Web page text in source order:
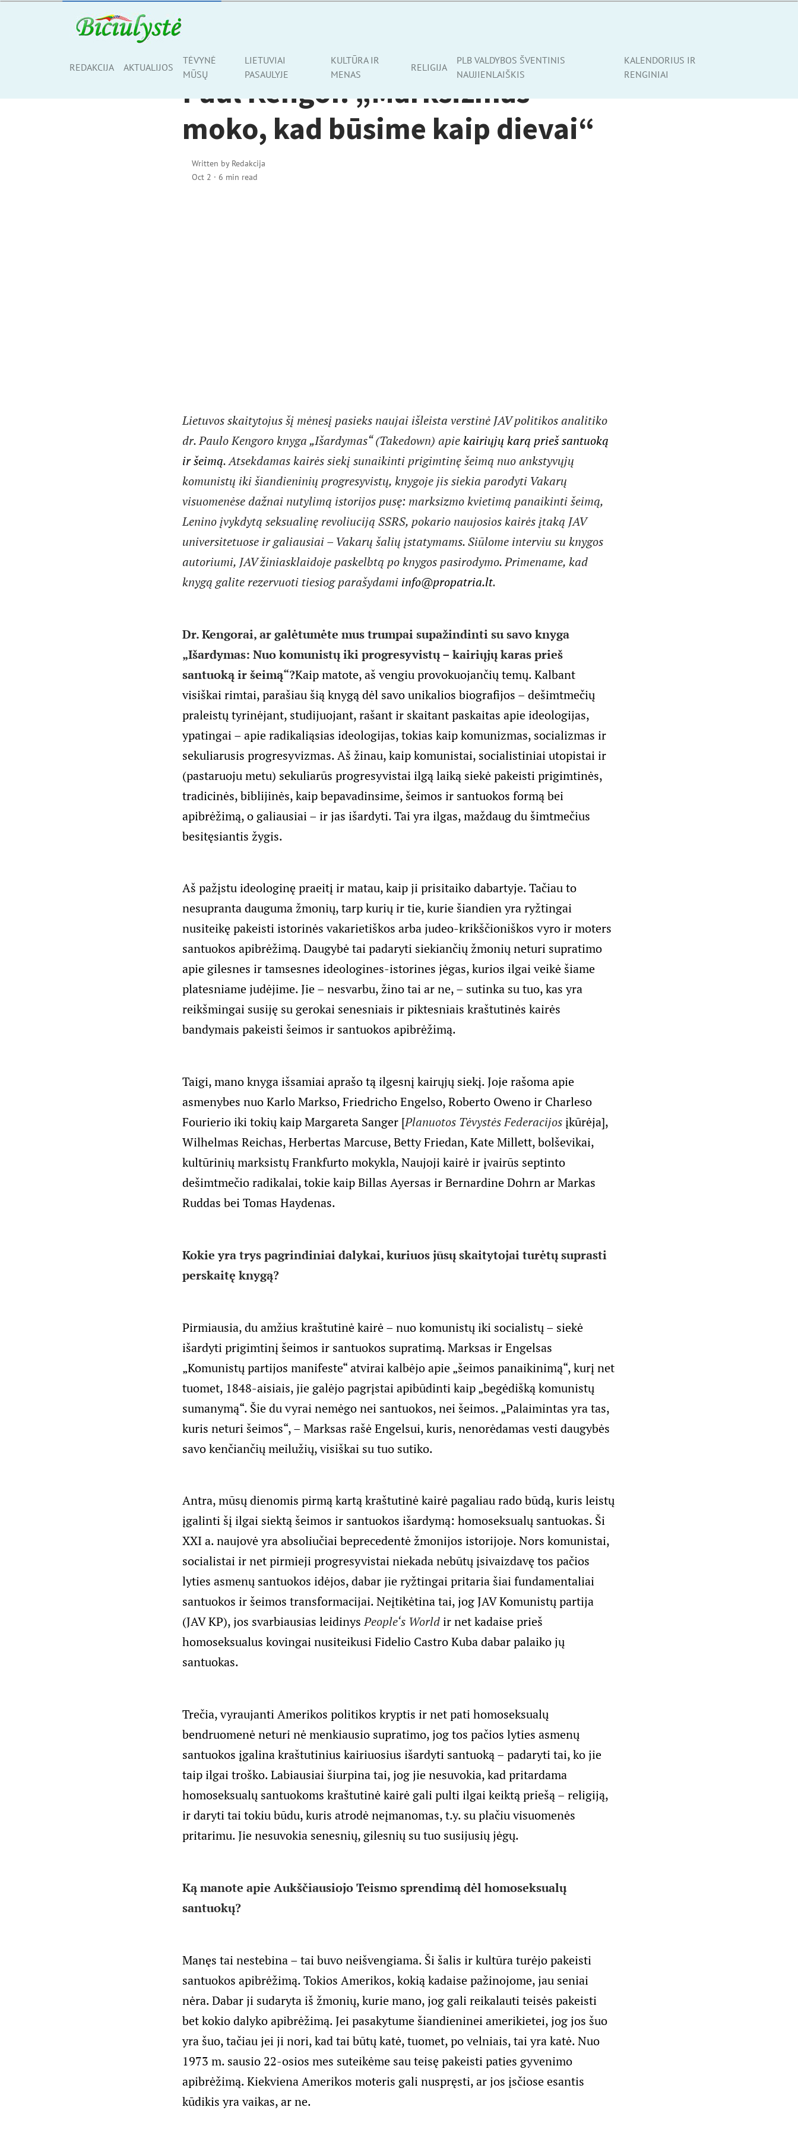
REDAKCIJA AKTUALIJOS
TĖVYNĖ
MŪSŲ
LIETUVIAI
PASAULYJE
KULTŪRA IR
MENAS
RELIGIJA
PLB VALDYBOS ŠVENTINIS
NAUJIENLAIŠKIS
KALENDORIUS IR
RENGINIAI
AKTUALIJOS
Paul Kengor. „Marksizmas
moko, kad būsime kaip dievai“
Written by Redakcija
Oct 2 · 6 min read
Lietuvos skaitytojus šį mėnesį pasieks naujai išleista verstinė JAV politikos analitiko
dr. Paulo Kengoro knyga „Išardymas“ (Takedown) apiekairiųjų karą prieš santuoką
ir šeimą. Atsekdamas kairės siekį sunaikinti prigimtinę šeimą nuo ankstyvųjų
komunistų iki šiandieninių progresyvistų, knygoje jis siekia parodyti Vakarų
visuomenėse dažnai nutylimą istorijos pusę: marksizmo kvietimą panaikinti šeimą,
Lenino įvykdytą seksualinę revoliuciją SSRS, pokario naujosios kairės įtaką JAV
universitetuose ir galiausiai – Vakarų šalių įstatymams. Siūlome interviu su knygos
autoriumi, JAV žiniasklaidoje paskelbtą po knygos pasirodymo. Primename, kad
knygą galite rezervuoti tiesiog parašydami info@propatria.lt.
Dr. Kengorai, ar galėtumėte mus trumpai supažindinti su savo knyga
„Išardymas: Nuo komunistų iki progresyvistų – kairiųjų karas prieš
santuoką ir šeimą“?Kaip matote, aš vengiu provokuojančių temų. Kalbant
visiškai rimtai, parašiau šią knygą dėl savo unikalios biografijos – dešimtmečių
praleistų tyrinėjant, studijuojant, rašant ir skaitant paskaitas apie ideologijas,
ypatingai – apie radikaliąsias ideologijas, tokias kaip komunizmas, socializmas ir
sekuliarusis progresyvizmas. Aš žinau, kaip komunistai, socialistiniai utopistai ir
(pastaruoju metu) sekuliarūs progresyvistai ilgą laiką siekė pakeisti prigimtinės,
tradicinės, biblijinės, kaip bepavadinsime, šeimos ir santuokos formą bei
apibrėžimą, o galiausiai – ir jas išardyti. Tai yra ilgas, maždaug du šimtmečius
besitęsiantis žygis.
Aš pažįstu ideologinę praeitį ir matau, kaip ji prisitaiko dabartyje. Tačiau to
nesupranta dauguma žmonių, tarp kurių ir tie, kurie šiandien yra ryžtingai
nusiteikę pakeisti istorinės vakarietiškos arba judeo-krikščioniškos vyro ir moters
santuokos apibrėžimą. Daugybė tai padaryti siekiančių žmonių neturi supratimo
apie gilesnes ir tamsesnes ideologines-istorines jėgas, kurios ilgai veikė šiame
platesniame judėjime. Jie – nesvarbu, žino tai ar ne, – sutinka su tuo, kas yra
reikšmingai susiję su gerokai senesniais ir piktesniais kraštutinės kairės
bandymais pakeisti šeimos ir santuokos apibrėžimą.
Taigi, mano knyga išsamiai aprašo tą ilgesnį kairųjų siekį. Joje rašoma apie
asmenybes nuo Karlo Markso, Friedricho Engelso, Roberto Oweno ir Charleso
Fourierio iki tokių kaip Margareta Sanger [Planuotos Tėvystės Federacijos įkūrėja],
Wilhelmas Reichas, Herbertas Marcuse, Betty Friedan, Kate Millett, bolševikai,
kultūrinių marksistų Frankfurto mokykla, Naujoji kairė ir įvairūs septinto
dešimtmečio radikalai, tokie kaip Billas Ayersas ir Bernardine Dohrn ar Markas
Ruddas bei Tomas Haydenas.
Kokie yra trys pagrindiniai dalykai, kuriuos jūsų skaitytojai turėtų suprasti
perskaitę knygą?
Pirmiausia, du amžius kraštutinė kairė – nuo komunistų iki socialistų – siekė
išardyti prigimtinį šeimos ir santuokos supratimą. Marksas ir Engelsas
„Komunistų partijos manifeste“ atvirai kalbėjo apie „šeimos panaikinimą“, kurį net
tuomet, 1848-aisiais, jie galėjo pagrįstai apibūdinti kaip „begėdišką komunistų
sumanymą“. Šie du vyrai nemėgo nei santuokos, nei šeimos. „Palaimintas yra tas,
kuris neturi šeimos“, – Marksas rašė Engelsui, kuris, nenorėdamas vesti daugybės
savo kenčiančių meilužių, visiškai su tuo sutiko.
Antra, mūsų dienomis pirmą kartą kraštutinė kairė pagaliau rado būdą, kuris leistų
įgalinti šį ilgai siektą šeimos ir santuokos išardymą: homoseksualų santuokas. Ši
XXI a. naujovė yra absoliučiai beprecedentė žmonijos istorijoje. Nors komunistai,
socialistai ir net pirmieji progresyvistai niekada nebūtų įsivaizdavę tos pačios
lyties asmenų santuokos idėjos, dabar jie ryžtingai pritaria šiai fundamentaliai
santuokos ir šeimos transformacijai. Neįtikėtina tai, jog JAV Komunistų partija
(JAV KP), jos svarbiausias leidinysPeople‘s Worldir net kadaise prieš
homoseksualus kovingai nusiteikusi Fidelio Castro Kuba dabar palaiko jų
santuokas.
Trečia, vyraujanti Amerikos politikos kryptis ir net pati homoseksualų
bendruomenė neturi nė menkiausio supratimo, jog tos pačios lyties asmenų
santuokos įgalina kraštutinius kairiuosius išardyti santuoką – padaryti tai, ko jie
taip ilgai troško. Labiausiai šiurpina tai, jog jie nesuvokia, kad pritardama
homoseksualų santuokoms kraštutinė kairė gali pulti ilgai keiktą priešą – religiją,
ir daryti tai tokiu būdu, kuris atrodė neįmanomas, t.y. su plačiu visuomenės
pritarimu. Jie nesuvokia senesnių, gilesnių su tuo susijusių jėgų.
Ką manote apie Aukščiausiojo Teismo sprendimą dėl homoseksualų
santuokų?
Manęs tai nestebina – tai buvo neišvengiama. Ši šalis ir kultūra turėjo pakeisti
santuokos apibrėžimą. Tokios Amerikos, kokią kadaise pažinojome, jau seniai
nėra. Dabar ji sudaryta iš žmonių, kurie mano, jog gali reikalauti teisės pakeisti
bet kokio dalyko apibrėžimą. Jei pasakytume šiandieninei amerikietei, jog jos šuo
yra šuo, tačiau jei ji nori, kad tai būtų katė, tuomet, po velniais, tai yra katė. Nuo
1973 m. sausio 22-osios mes suteikėme sau teisę pakeisti paties gyvenimo
apibrėžimą. Kiekviena Amerikos moteris gali nuspręsti, ar jos įsčiose esantis
kūdikis yra vaikas, ar ne.
Share